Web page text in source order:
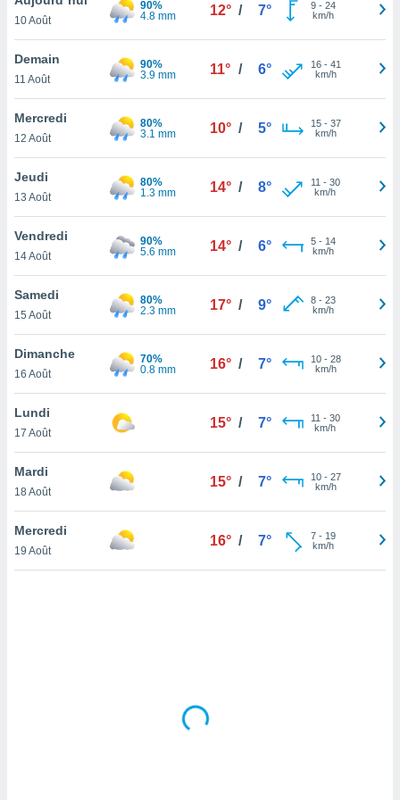
et
»,
au
vous
qu'ils
ou
le
ainsi
un
la
du
en
de
10 Août
90%
4.8 mm
12° / 7° 9- 24
km/h
Demain
11 Août
90%
3.9 mm
11° / 6° 16- 41
km/h
Mercredi
12 Août
80%
3.1 mm
10° / 5° 15- 37
km/h
Jeudi
13 Août
80%
1.3 mm
14° / 8° 11 - 30
km/h
Vendredi
14 Août
90%
5.6 mm
14° / 6° 5- 14
km/h
Samedi
15 Août
80%
2.3 mm
17° / 9° 8- 23
km/h
Dimanche
16 Août
70%
0.8 mm
16° / 7° 10- 28
km/h
Lundi
17 Août
15° / 7° 11 - 30
km/h
Mardi
18 Août
15° / 7° 10- 27
km/h
Mercredi
19 Août
16° / 7° 7- 19
km/h